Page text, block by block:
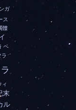
ガ
ス
髏
ベ
ラ
ィ
末
ル